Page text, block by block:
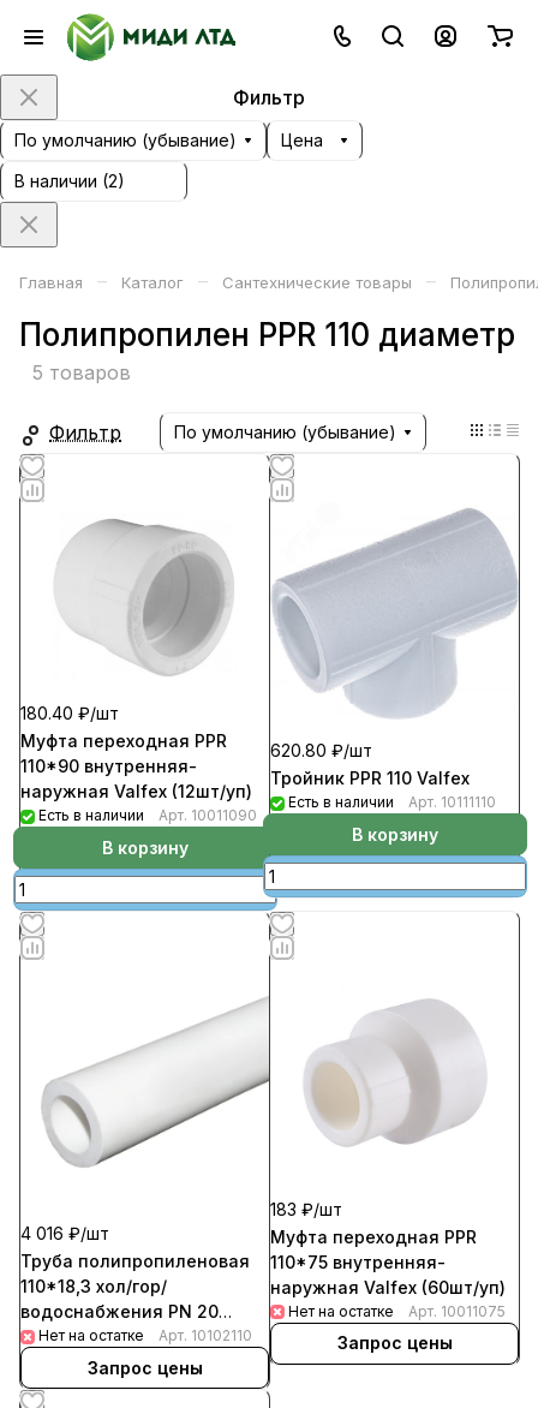
Фильтр
По умолчанию (убывание)
Цена
В наличии (2)
Главная – Каталог – Сантехнические товары –
Полипропилен PPR 110 диаметр
5 товаров
Фильтр По умолчанию (убывание)
180.40 ₽/шт
Муфта переходная РРR
110*90 внутренняя-
наружная Valfex (12шт/уп)
Есть в наличии Арт. 10011090
В корзину
620.80 ₽/шт
Тройник РРR 110 Valfex
Есть в наличии Арт. 10111110
В корзину
4 016 ₽/шт
Труба полипропиленовая
110*18,3 хол/гор/
водоснабжения PN 20
Valfex (4метра)
Нет на остатке Арт. 10102110
Запрос цены
183 ₽/шт
Муфта переходная РРR
110*75 внутренняя-
наружная Valfex (60шт/уп)
Нет на остатке Арт. 10011075
Запрос цены